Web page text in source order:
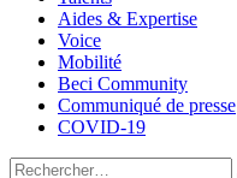
Aides & Expertise
Voice
Mobilité
Beci Community
Communiqué de presse
COVID-19